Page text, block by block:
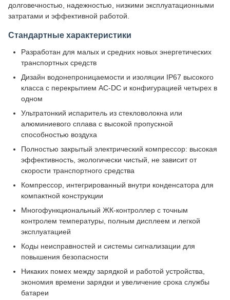
долговечностью, надежностью, низкими эксплуатационными
затратами и эффективной работой.
Стандартные характеристики
Разработан для малых и средних новых энергетических
транспортных средств
Дизайн водонепроницаемости и изоляции IP67 высокого
класса с перекрытием AC-DC и конфигурацией четырех в
одном
Ультратонкий испаритель из стекловолокна или
алюминиевого сплава с высокой пропускной
способностью воздуха
Полностью закрытый электрический компрессор: высокая
эффективность, экологически чистый, не зависит от
скорости транспортного средства
Компрессор, интегрированный внутри конденсатора для
компактной конструкции
Многофункциональный ЖК-контроллер с точным
контролем температуры, полным дисплеем и легкой
эксплуатацией
Коды неисправностей и системы сигнализации для
повышения безопасности
Никаких помех между зарядкой и работой устройства,
экономия времени зарядки и увеличение срока службы
батареи